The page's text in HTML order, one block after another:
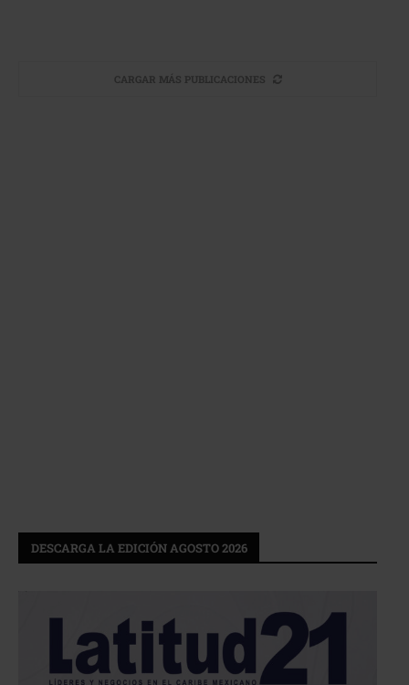
CARGAR MÁS PUBLICACIONES
DESCARGA LA EDICIÓN AGOSTO 2026